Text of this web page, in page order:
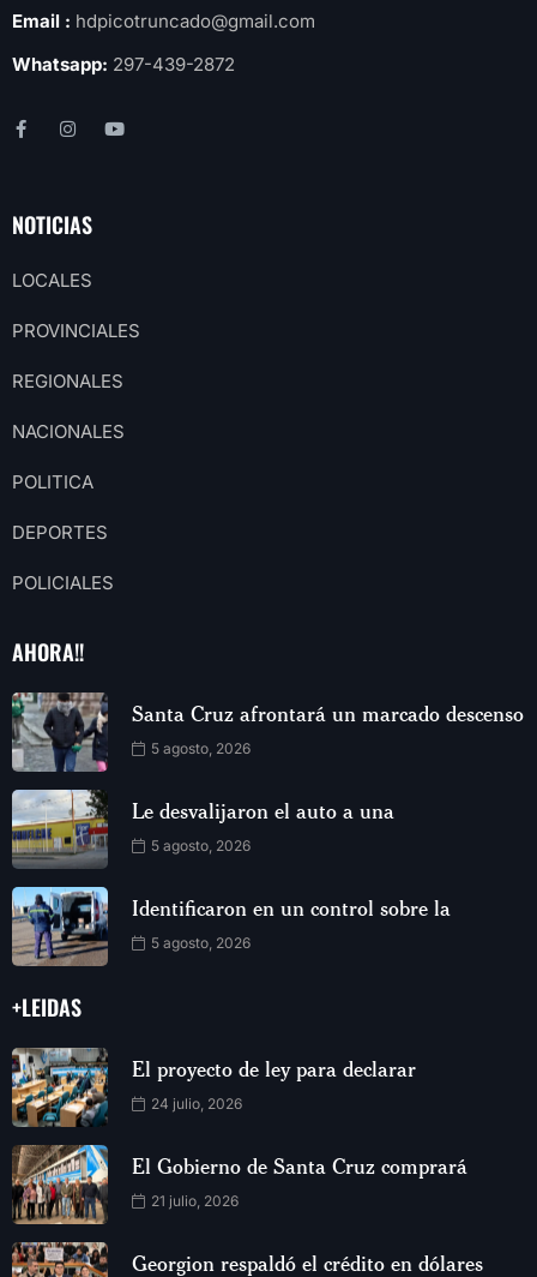
Email : hdpicotruncado@gmail.com
Whatsapp: 297-439-2872
NOTICIAS
LOCALES
PROVINCIALES
REGIONALES
NACIONALES
POLITICA
DEPORTES
POLICIALES
AHORA!!
Santa Cruz afrontará un marcado descenso
5 agosto, 2026
Le desvalijaron el auto a una
5 agosto, 2026
Identificaron en un control sobre la
5 agosto, 2026
+LEIDAS
El proyecto de ley para declarar
24 julio, 2026
El Gobierno de Santa Cruz comprará
21 julio, 2026
Georgion respaldó el crédito en dólares